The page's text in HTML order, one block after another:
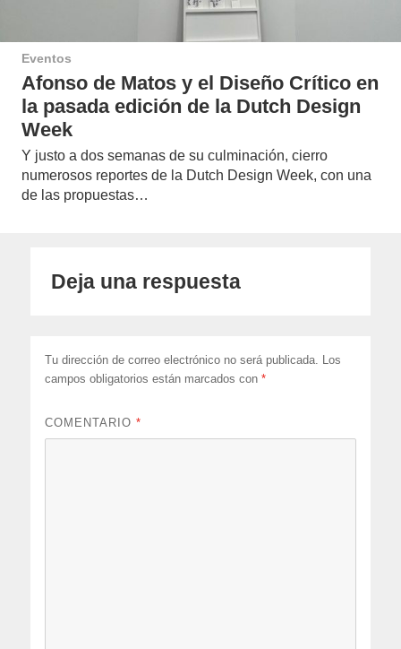
Eventos
Afonso de Matos y el Diseño Crítico en
la pasada edición de la Dutch Design
Week
Y justo a dos semanas de su culminación, cierro
numerosos reportes de la Dutch Design Week, con una
de las propuestas…
Deja una respuesta
Tu dirección de correo electrónico no será publicada. Los
campos obligatorios están marcados con*
COMENTARIO*